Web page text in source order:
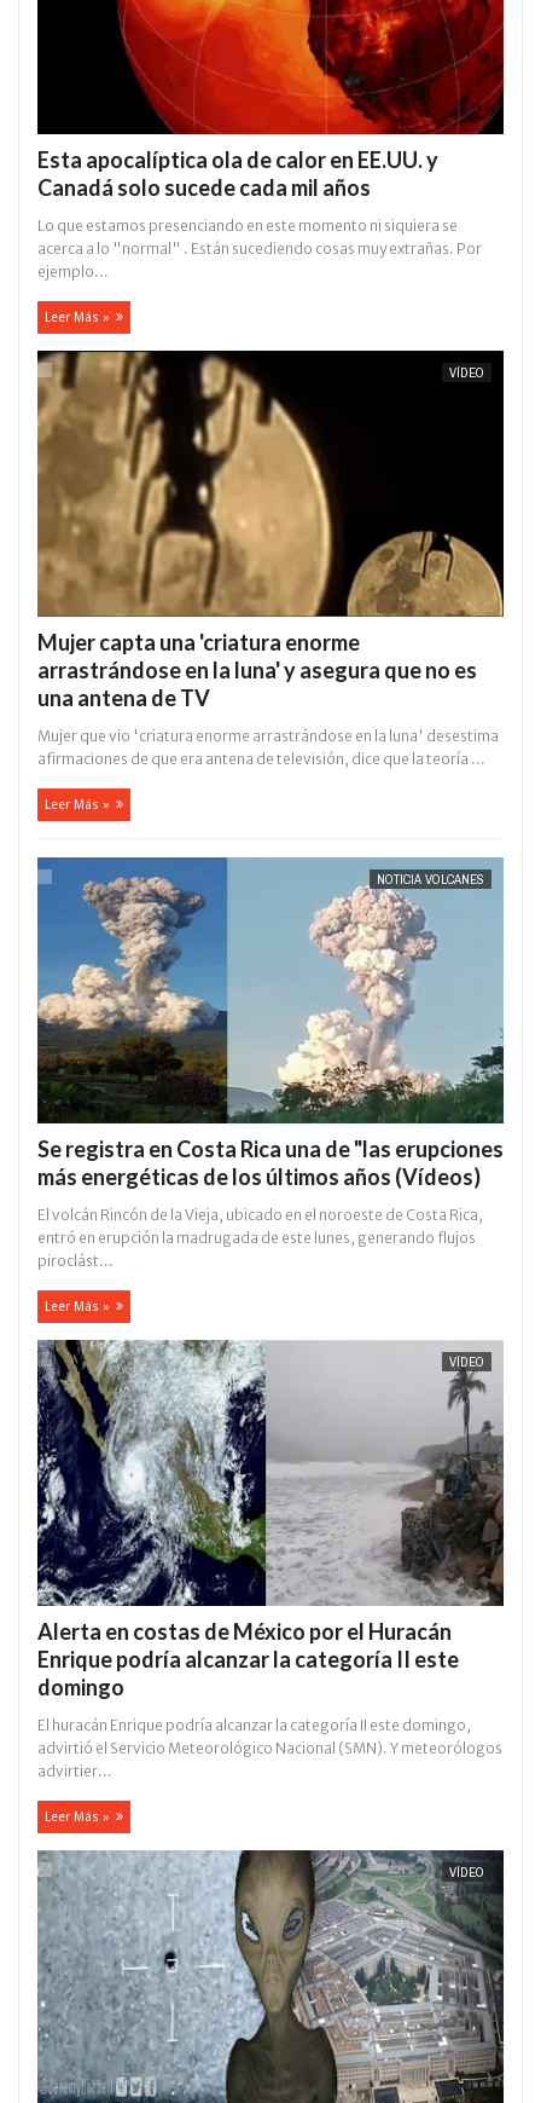
Esta apocalíptica ola de calor en EE.UU. y
Canadá solo sucede cada mil años
Lo que estamos presenciando en este momento ni siquiera se
acerca a lo "normal" . Están sucediendo cosas muy extrañas. Por
ejemplo...
Leer Más »
VÍDEO
Mujer capta una 'criatura enorme
arrastrándose en la luna' y asegura que no es
una antena de TV
Mujer que vio 'criatura enorme arrastrándose en la luna' desestima
afirmaciones de que era antena de televisión, dice que la teoría ...
Leer Más »
NOTICIA VOLCANES
Se registra en Costa Rica una de "las erupciones
más energéticas de los últimos años (Vídeos)
El volcán Rincón de la Vieja, ubicado en el noroeste de Costa Rica,
entró en erupción la madrugada de este lunes, generando flujos
piroclást...
Leer Más »
VÍDEO
Alerta en costas de México por el Huracán
Enrique podría alcanzar la categoría II este
domingo
El huracán Enrique podría alcanzar la categoría II este domingo,
advirtió el Servicio Meteorológico Nacional (SMN). Y meteorólogos
advirtier...
Leer Más »
VÍDEO